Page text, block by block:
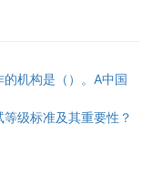
机构是（）。A中国
级标准及其重要性？